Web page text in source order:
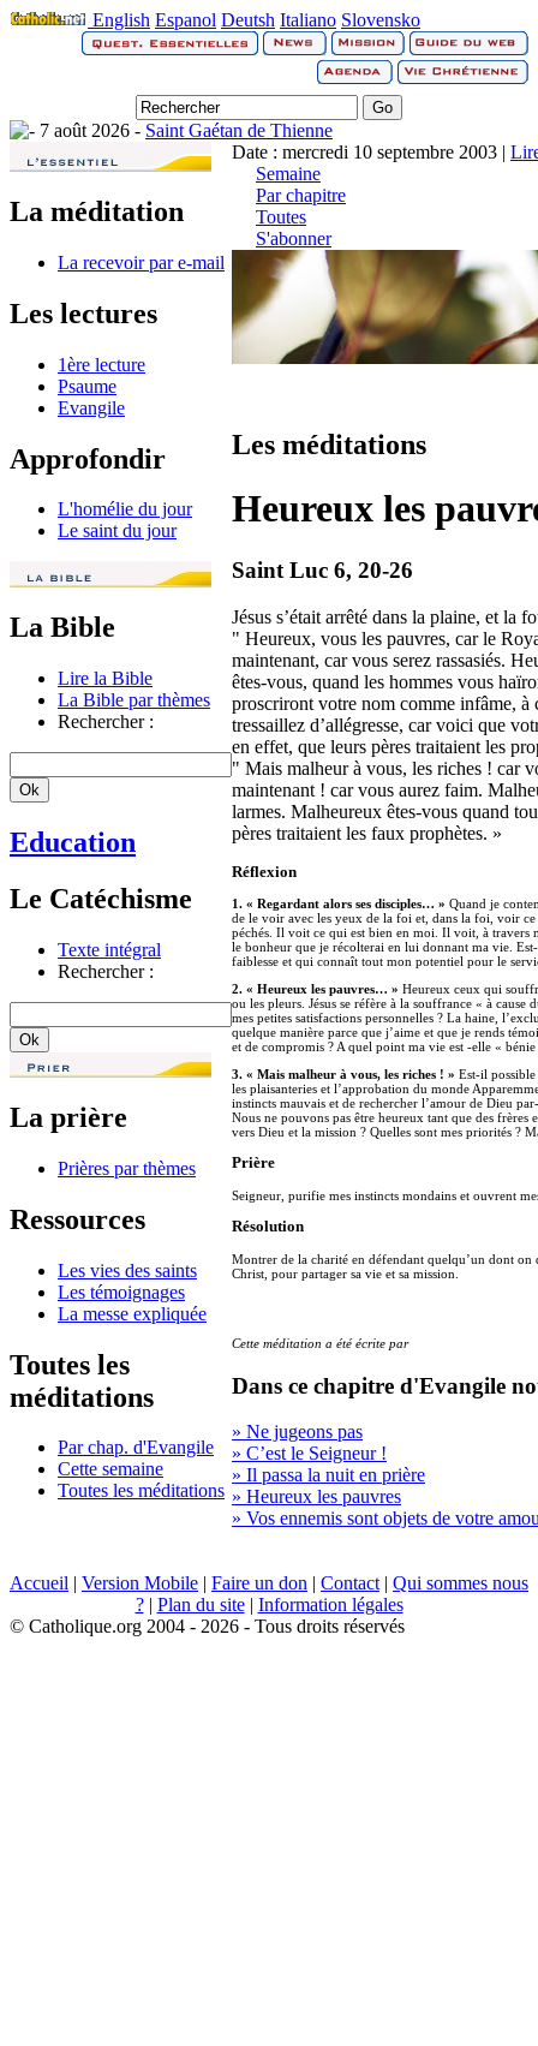
English Espanol Deutsh Italiano Slovensko
7 août 2026 - Saint Gaétan de Thienne
La méditation
La recevoir par e-mail
Les lectures
1ère lecture
Psaume
Evangile
Approfondir
L'homélie du jour
Le saint du jour
La Bible
Lire la Bible
La Bible par thèmes
Rechercher :
Education
Le Catéchisme
Texte intégral
Rechercher :
La prière
Prières par thèmes
Ressources
Les vies des saints
Les témoignages
La messe expliquée
Toutes les
méditations
Par chap. d'Evangile
Cette semaine
Toutes les méditations
Date : mercredi 10 septembre 2003 |
Semaine
Par chapitre
Toutes
S'abonner
Les méditations
Heureux les
Saint Luc 6, 20-26
Jésus s’était arrêté dans la plaine, et la
" Heureux, vous les pauvres, car le
maintenant, car vous serez rassasiés.
êtes-vous, quand les hommes vous
proscriront votre nom comme infâme, à
tressaillez d’allégresse, car voici que
en effet, que leurs pères traitaient les
" Mais malheur à vous, les riches ! car
maintenant ! car vous aurez faim.
larmes. Malheureux êtes-vous quand
pères traitaient les faux prophètes. »
Réflexion
1. « Regardant alors ses disciples… » Quand je
de le voir avec les yeux de la foi et, dans la foi, voir
péchés. Il voit ce qui est bien en moi. Il voit, à travers
le bonheur que je récolterai en lui donnant ma vie.
faiblesse et qui connaît tout mon potentiel pour le
2. « Heureux les pauvres… » Heureux ceux qui
ou les pleurs. Jésus se réfère à la souffrance « à
mes petites satisfactions personnelles ? La haine,
quelque manière parce que j’aime et que je rends
et de compromis ? A quel point ma vie est -elle « bénie
3. « Mais malheur à vous, les riches ! » Est-il
les plaisanteries et l’approbation du monde
instincts mauvais et de rechercher l’amour de Dieu
Nous ne pouvons pas être heureux tant que des
vers Dieu et la mission ? Quelles sont mes priorités
Prière
Seigneur, purifie mes instincts mondains et ouvrent
Résolution
Montrer de la charité en défendant quelqu’un dont
Christ, pour partager sa vie et sa mission.
Cette méditation a été écrite par
Dans ce chapitre d'Evangile
» Ne jugeons pas
» C’est le Seigneur !
» Il passa la nuit en prière
» Heureux les pauvres
» Vos ennemis sont objets de votre
Accueil | Version Mobile | Faire un don | Contact | Qui sommes nous
?| Plan du site| Information légales
© Catholique.org 2004 - 2026 - Tous droits réservés